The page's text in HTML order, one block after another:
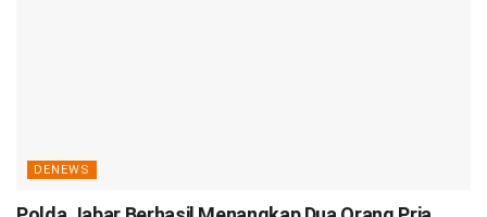
DENEWS